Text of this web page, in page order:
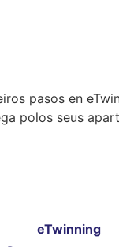
pasos en
polos seus
eTwinning